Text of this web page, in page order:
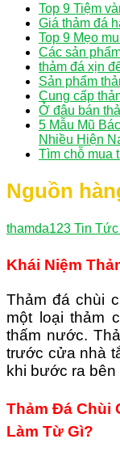
Top 9 Tiệm
Giá thảm đá
Top 9 Mẹo
Các sản
thảm đá xịn
Sản phẩm
Cung cấp
Ở đâu bán
5 Mẫu Mũ
Nhiều Hiện
Tìm chỗ mua
Nguồn
thamda123 Tin
Khái Niệm
Thảm đá chùi
một loại thảm
thấm nước.
trước cửa nhà
khi bước ra bên
Thảm Đá Chùi
Làm Từ Gì?